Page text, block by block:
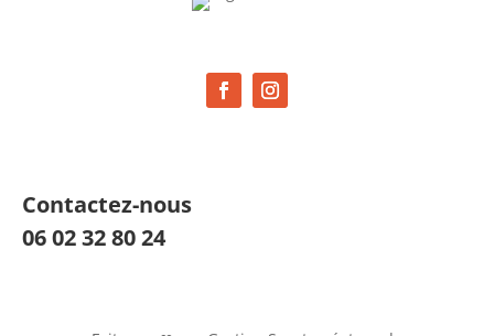
Contactez-nous
06 02 32 80 24